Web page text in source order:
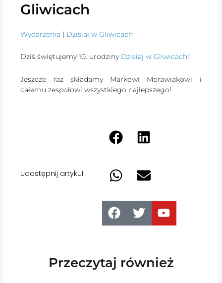
Gliwicach
Wydarzenia | Dzisiaj w Gliwicach
Dziś świętujemy 10. urodziny Dzisiaj w Gliwicach!
Jeszcze raz składamy Markowi Morawiakowi i
całemu zespołowi wszystkiego najlepszego!
Udostępnij artykuł:
Przeczytaj również